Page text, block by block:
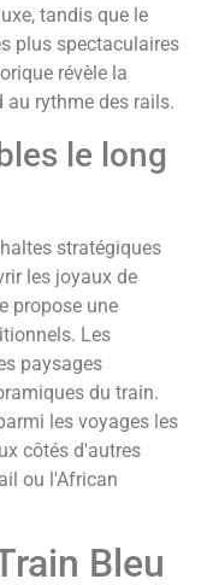
tandis que le
plus spectaculaires
révèle la
au rythme des rails.
le long
stratégiques
les joyaux de
propose une
Les
paysages
du train.
les voyages les
côtés d'autres
ou l'African
Bleu